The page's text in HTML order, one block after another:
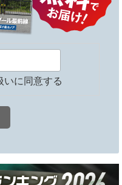
いに同意する